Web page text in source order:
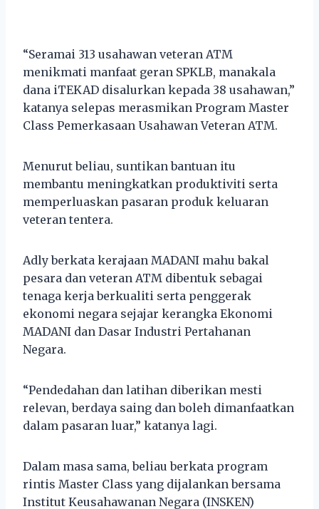
“Seramai 313 usahawan veteran ATM
menikmati manfaat geran SPKLB, manakala
dana iTEKAD disalurkan kepada 38 usahawan,”
katanya selepas merasmikan Program Master
Class Pemerkasaan Usahawan Veteran ATM.
Menurut beliau, suntikan bantuan itu
membantu meningkatkan produktiviti serta
memperluaskan pasaran produk keluaran
veteran tentera.
Adly berkata kerajaan MADANI mahu bakal
pesara dan veteran ATM dibentuk sebagai
tenaga kerja berkualiti serta penggerak
ekonomi negara sejajar kerangka Ekonomi
MADANI dan Dasar Industri Pertahanan
Negara.
“Pendedahan dan latihan diberikan mesti
relevan, berdaya saing dan boleh dimanfaatkan
dalam pasaran luar,” katanya lagi.
Dalam masa sama, beliau berkata program
rintis Master Class yang dijalankan bersama
Institut Keusahawanan Negara (INSKEN)